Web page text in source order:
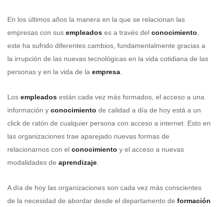
En los últimos años la manera en la que se relacionan las
empresas con sus empleados es a través del conocimiento
este ha sufrido diferentes cambios, fundamentalmente gracias a
la irrupción de las nuevas tecnológicas en la vida cotidiana de las
personas y en la vida de la empresa
Los empleados están cada vez más formados, el acceso a una
información y conocimiento de calidad a día de hoy está a un
click de ratón de cualquier persona con acceso a internet. Esto en
las organizaciones trae aparejado nuevas formas de
relacionarnos con el conocimiento y el acceso a nuevas
modalidades de aprendizaje
A día de hoy las organizaciones son cada vez más conscientes
de la necesidad de abordar desde el departamento de formación